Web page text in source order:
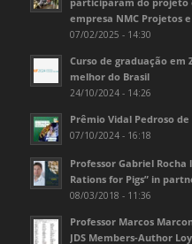
empresa NMC Projetos
07/02/2025 - 14:30
Curso de graduação em
melhor do Brasil
24/10/2024 - 14:26
Prêmio Vidal Pedroso de
07/10/2024 - 16:18
Professor Gabriel
Rations for Pigs” in
08/03/2018 - 11:36
Professor Marcos
JDS Members-Author